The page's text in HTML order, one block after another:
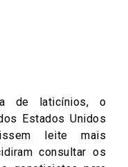
de laticínios, o
Estados Unidos
leite mais
consultar os